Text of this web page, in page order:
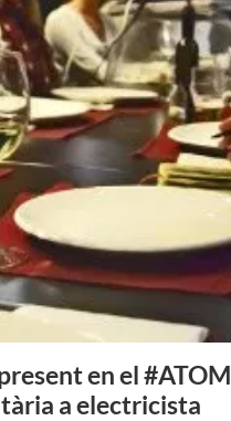
en el
a electricista